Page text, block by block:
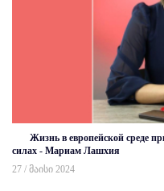
Жизнь в европейской среде
силах - Мариам Лашхия
27 / მაისი 2024